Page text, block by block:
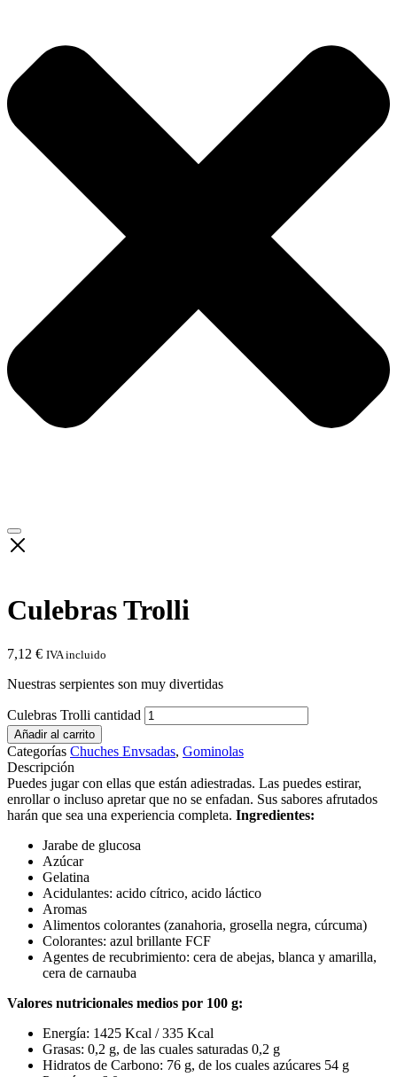
Culebras Trolli
7,12 € IVA incluido
Nuestras serpientes son muy divertidas
Culebras Trolli cantidad
Añadir al carrito
Categorías Chuches Envsadas, Gominolas
Descripción
Puedes jugar con ellas que están adiestradas. Las puedes estirar,
enrollar o incluso apretar que no se enfadan. Sus sabores afrutados
harán que sea una experiencia completa. Ingredientes:
Jarabe de glucosa
Azúcar
Gelatina
Acidulantes: acido cítrico, acido láctico
Aromas
Alimentos colorantes (zanahoria, grosella negra, cúrcuma)
Colorantes: azul brillante FCF
Agentes de recubrimiento: cera de abejas, blanca y amarilla,
cera de carnauba
Valores nutricionales medios por 100 g:
Energía: 1425 Kcal / 335 Kcal
Grasas: 0,2 g, de las cuales saturadas 0,2 g
Hidratos de Carbono: 76 g, de los cuales azúcares 54 g